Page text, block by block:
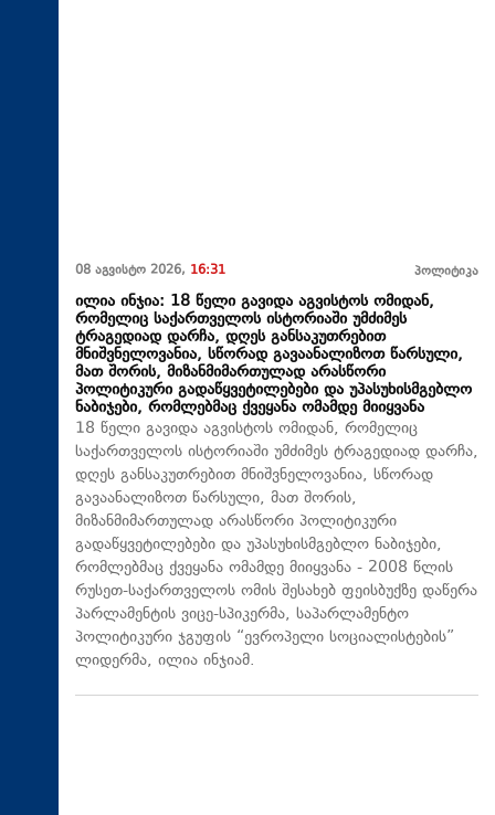
08 აგვისტო 2026, 16:31 პოლიტიკა
ილია ინჯია: 18 წელი გავიდა აგვისტოს ომიდან,
რომელიც საქართველოს ისტორიაში უმძიმეს
ტრაგედიად დარჩა, დღეს განსაკუთრებით
მნიშვნელოვანია, სწორად გავაანალიზოთ წარსული,
მათ შორის, მიზანმიმართულად არასწორი
პოლიტიკური გადაწყვეტილებები და უპასუხისმგებლო
ნაბიჯები, რომლებმაც ქვეყანა ომამდე მიიყვანა
18 წელი გავიდა აგვისტოს ომიდან, რომელიც
საქართველოს ისტორიაში უმძიმეს ტრაგედიად დარჩა,
დღეს განსაკუთრებით მნიშვნელოვანია, სწორად
გავაანალიზოთ წარსული, მათ შორის,
მიზანმიმართულად არასწორი პოლიტიკური
გადაწყვეტილებები და უპასუხისმგებლო ნაბიჯები,
რომლებმაც ქვეყანა ომამდე მიიყვანა - 2008 წლის
რუსეთ-საქართველოს ომის შესახებ ფეისბუქზე დაწერა
პარლამენტის ვიცე-სპიკერმა, საპარლამენტო
პოლიტიკური ჯგუფის “ევროპელი სოციალისტების”
ლიდერმა, ილია ინჯიამ.